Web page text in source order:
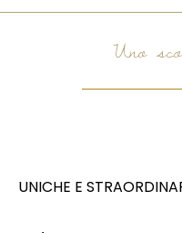
Uno
UNICHE E